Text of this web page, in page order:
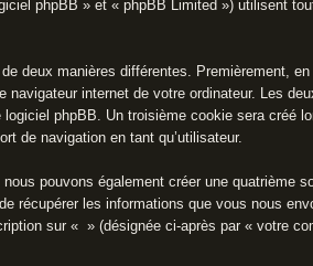
phpBB » et « phpBB Limited ») utilisent
deux manières différentes. Premièrement,
navigateur internet de votre ordinateur. Les
logiciel phpBB. Un troisième cookie sera
de navigation en tant qu’utilisateur.
pouvons également créer une quatrième
récupérer les informations que vous nous
sur « » (désignée ci-après par « votre